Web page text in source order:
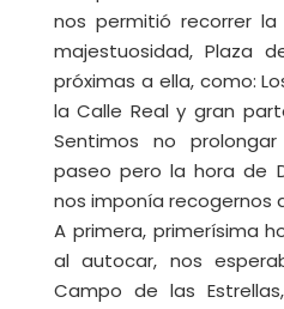
nos permitió recorrer
majestuosidad, Plaza
próximas a ella, como:
la Calle Real y gran
Sentimos no
paseo pero la hora de
nos imponía recogernos
A primera, primerísima
al autocar, nos
Campo de las